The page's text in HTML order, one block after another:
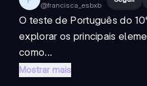
@francisca_esbxb
O teste de Português do
explorar os principais
como...
Mostrar mais